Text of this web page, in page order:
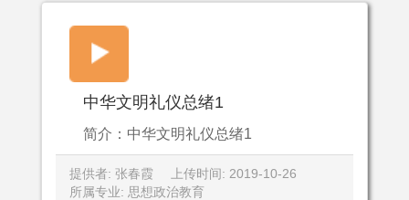
中华文明礼仪总绪1
简介：中华文明礼仪总绪1
提供者: 张春霞
上传时间: 2019-10-26
所属专业: 思想政治教育